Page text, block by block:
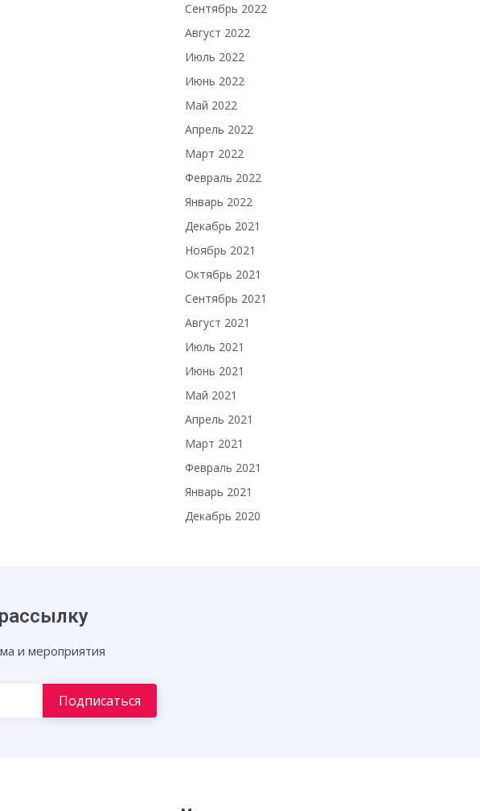
Сентябрь 2022
Август 2022
Июль 2022
Июнь 2022
Май 2022
Апрель 2022
Март 2022
Февраль 2022
Январь 2022
Декабрь 2021
Ноябрь 2021
Октябрь 2021
Сентябрь 2021
Август 2021
Июль 2021
Июнь 2021
Май 2021
Апрель 2021
Март 2021
Февраль 2021
Январь 2021
Декабрь 2020
и мероприятия